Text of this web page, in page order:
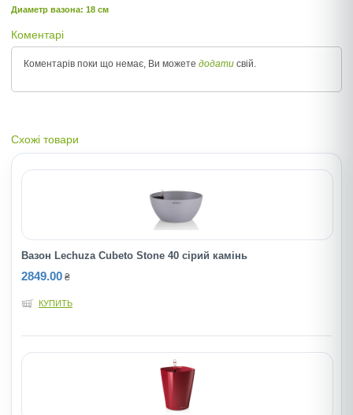
Диаметр вазона: 18 см
Коментарі
Коментарів поки що немає, Ви можете додати свій.
Схожі товари
Вазон Lechuza Cubeto Stone 40 сірий камінь
2849.00 ₴
КУПИТЬ